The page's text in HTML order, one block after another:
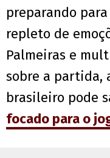
preparando
repleto de
Palmeiras e
sobre a partida,
brasileiro pode
focado para o